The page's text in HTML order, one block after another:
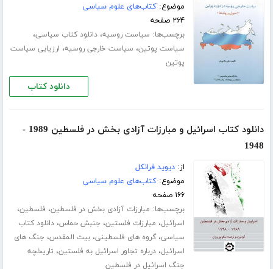
موضوع:کتاب‌های علوم سیاسی
۲۶۴ صفحه
برچسب‌ها: سیاست روسیه،دانلود کتاب سیاسی،
سیاست پوتین، سیاست خارجی روسیه، ارزیابی سیاست
پوتین
دانلود کتاب
دانلود کتاب اسرائیل و مبارزات آزادی بخش در فلسطین 1989 -
1948
از:دیوید فرانکل
موضوع:کتاب‌های علوم سیاسی
۱۶۶ صفحه
برچسب‌ها: مبارزات آزادی بخش در فلسطین، فلسطین،
اسرائیل، مبارزات فلستین، جنبش حماس،دانلود کتاب
سیاسی،گروه های فلسطینی،بیت المقدس، جنگ های
اسرائیل،درباره تجاور اسرائیل به فلستین، تاریخچه
جنگ اسرائیل در فلسطین